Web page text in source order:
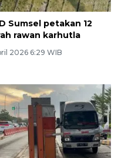
Sumsel petakan 12
rawan karhutla
2026 6:29 WIB